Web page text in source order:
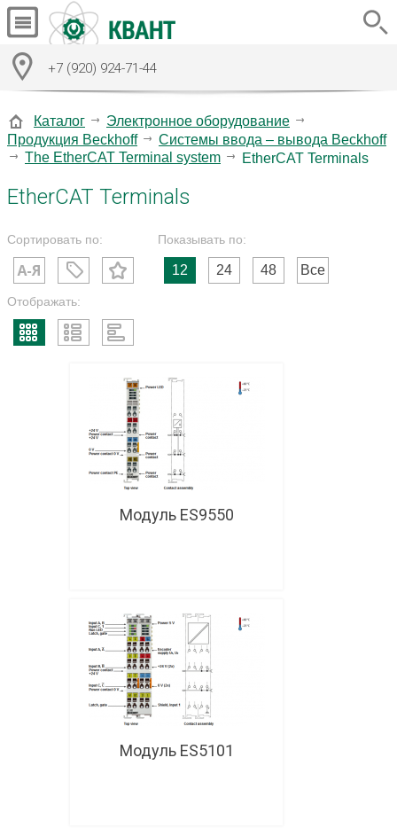
+7 (920) 924-71-44
Каталог
Электронное оборудование
Продукция Beckhoff
Системы ввода – вывода Beckhoff
The EtherCAT Terminal system
EtherCAT Terminals
EtherCAT Terminals
Сортировать по: Показывать по:
12 24 48 Все
Отображать:
Модуль ES9550
Модуль ES5101